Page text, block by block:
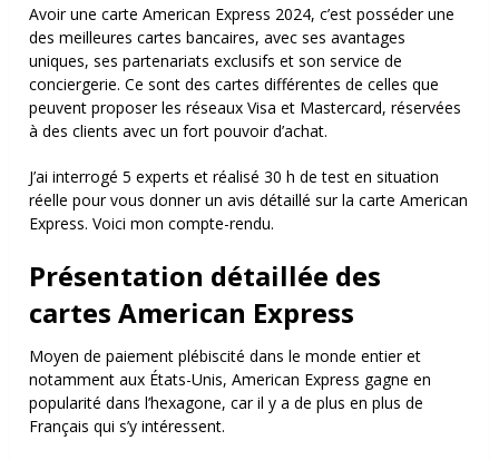
Avoir une carte American Express 2024, c’est posséder une
des meilleures cartes bancaires, avec ses avantages
uniques, ses partenariats exclusifs et son service de
conciergerie. Ce sont des cartes différentes de celles que
peuvent proposer les réseaux Visa et Mastercard, réservées
à des clients avec un fort pouvoir d’achat.
J’ai interrogé 5 experts et réalisé 30 h de test en situation
réelle pour vous donner un avis détaillé sur la carte American
Express. Voici mon compte-rendu.
Présentation détaillée des
cartesAmerican Express
Moyen de paiement plébiscité dans le monde entier et
notamment aux États-Unis, American Express gagne en
popularité dans l’hexagone, car il y a de plus en plus de
Français qui s’y intéressent.